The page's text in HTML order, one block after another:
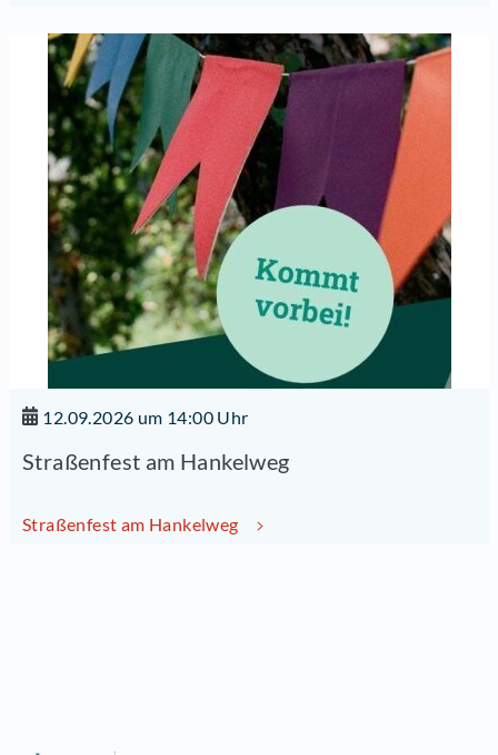
12.09.2026 um 14:00 Uhr
Straßenfest am Hankelweg
Straßenfest am Hankelweg